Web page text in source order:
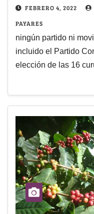
FEBRERO 4, 2022
PAYARES
ningún partido ni
incluido el Partido
elección de las 16